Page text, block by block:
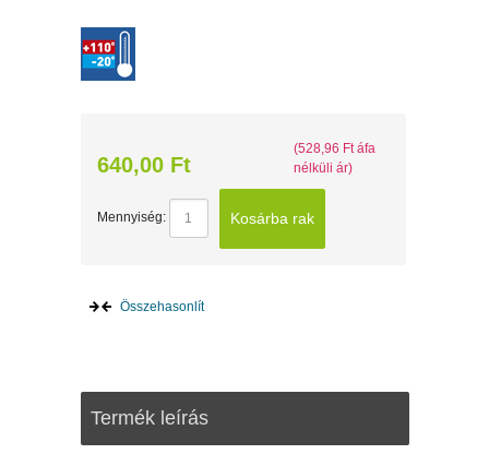
640,00 Ft
(528,96 Ft áfa
nélküli ár)
Mennyiség: Kosárba rak
Összehasonlít
Termék leírás